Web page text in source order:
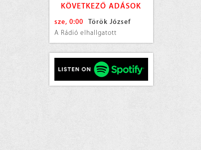
KÖVETKEZŐ ADÁSOK
sze, 0:00
Török József
A Rádió elhallgatott